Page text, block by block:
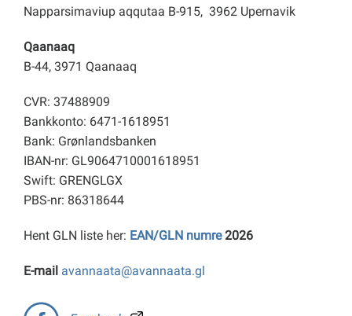
Napparsimaviup aqqutaa B-915, 3962 Upernavik
Qaanaaq
B-44, 3971 Qaanaaq
CVR: 37488909
Bankkonto: 6471-1618951
Bank: Grønlandsbanken
IBAN-nr: GL9064710001618951
Swift: GRENGLGX
PBS-nr: 86318644
Hent GLN liste her: EAN/GLN numre2026
E-mail avannaata@avannaata.gl